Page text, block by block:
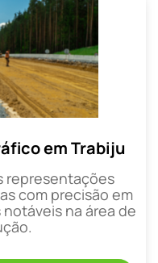
em Trabiju
representações
com precisão em
na área de